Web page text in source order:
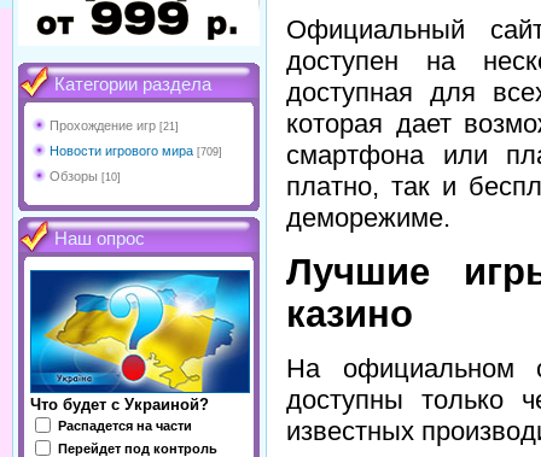
Категории раздела
Прохождение игр [21]
Новости игрового мира [709]
Обзоры [10]
Наш опрос
Что будет с Украиной?
Распадется на части
Перейдет под контроль
Официальный
доступен на
доступная для
которая дает
смартфона или
платно, так и
деморежиме.
Лучшие
казино
На официальном
доступны только
известных